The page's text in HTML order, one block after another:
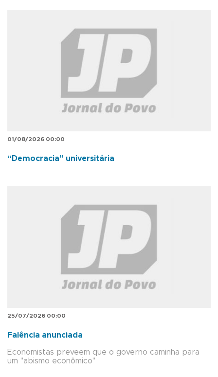
01/08/2026 00:00
“Democracia” universitária
25/07/2026 00:00
Falência anunciada
Economistas preveem que o governo caminha para
um "abismo econômico"